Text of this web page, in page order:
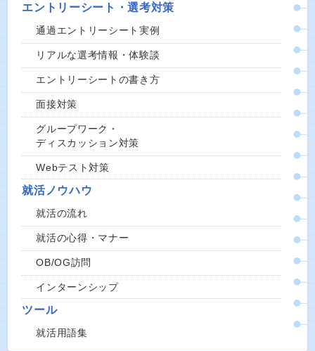
エントリーシート・選考対策
通過エントリーシート実例
リアルな選考情報・体験談
エントリーシートの書き方
面接対策
グループワーク・
ディスカッション対策
Webテスト対策
就活ノウハウ
就活の流れ
就活の心得・マナー
OB/OG訪問
インターンシップ
ツール
就活用語集